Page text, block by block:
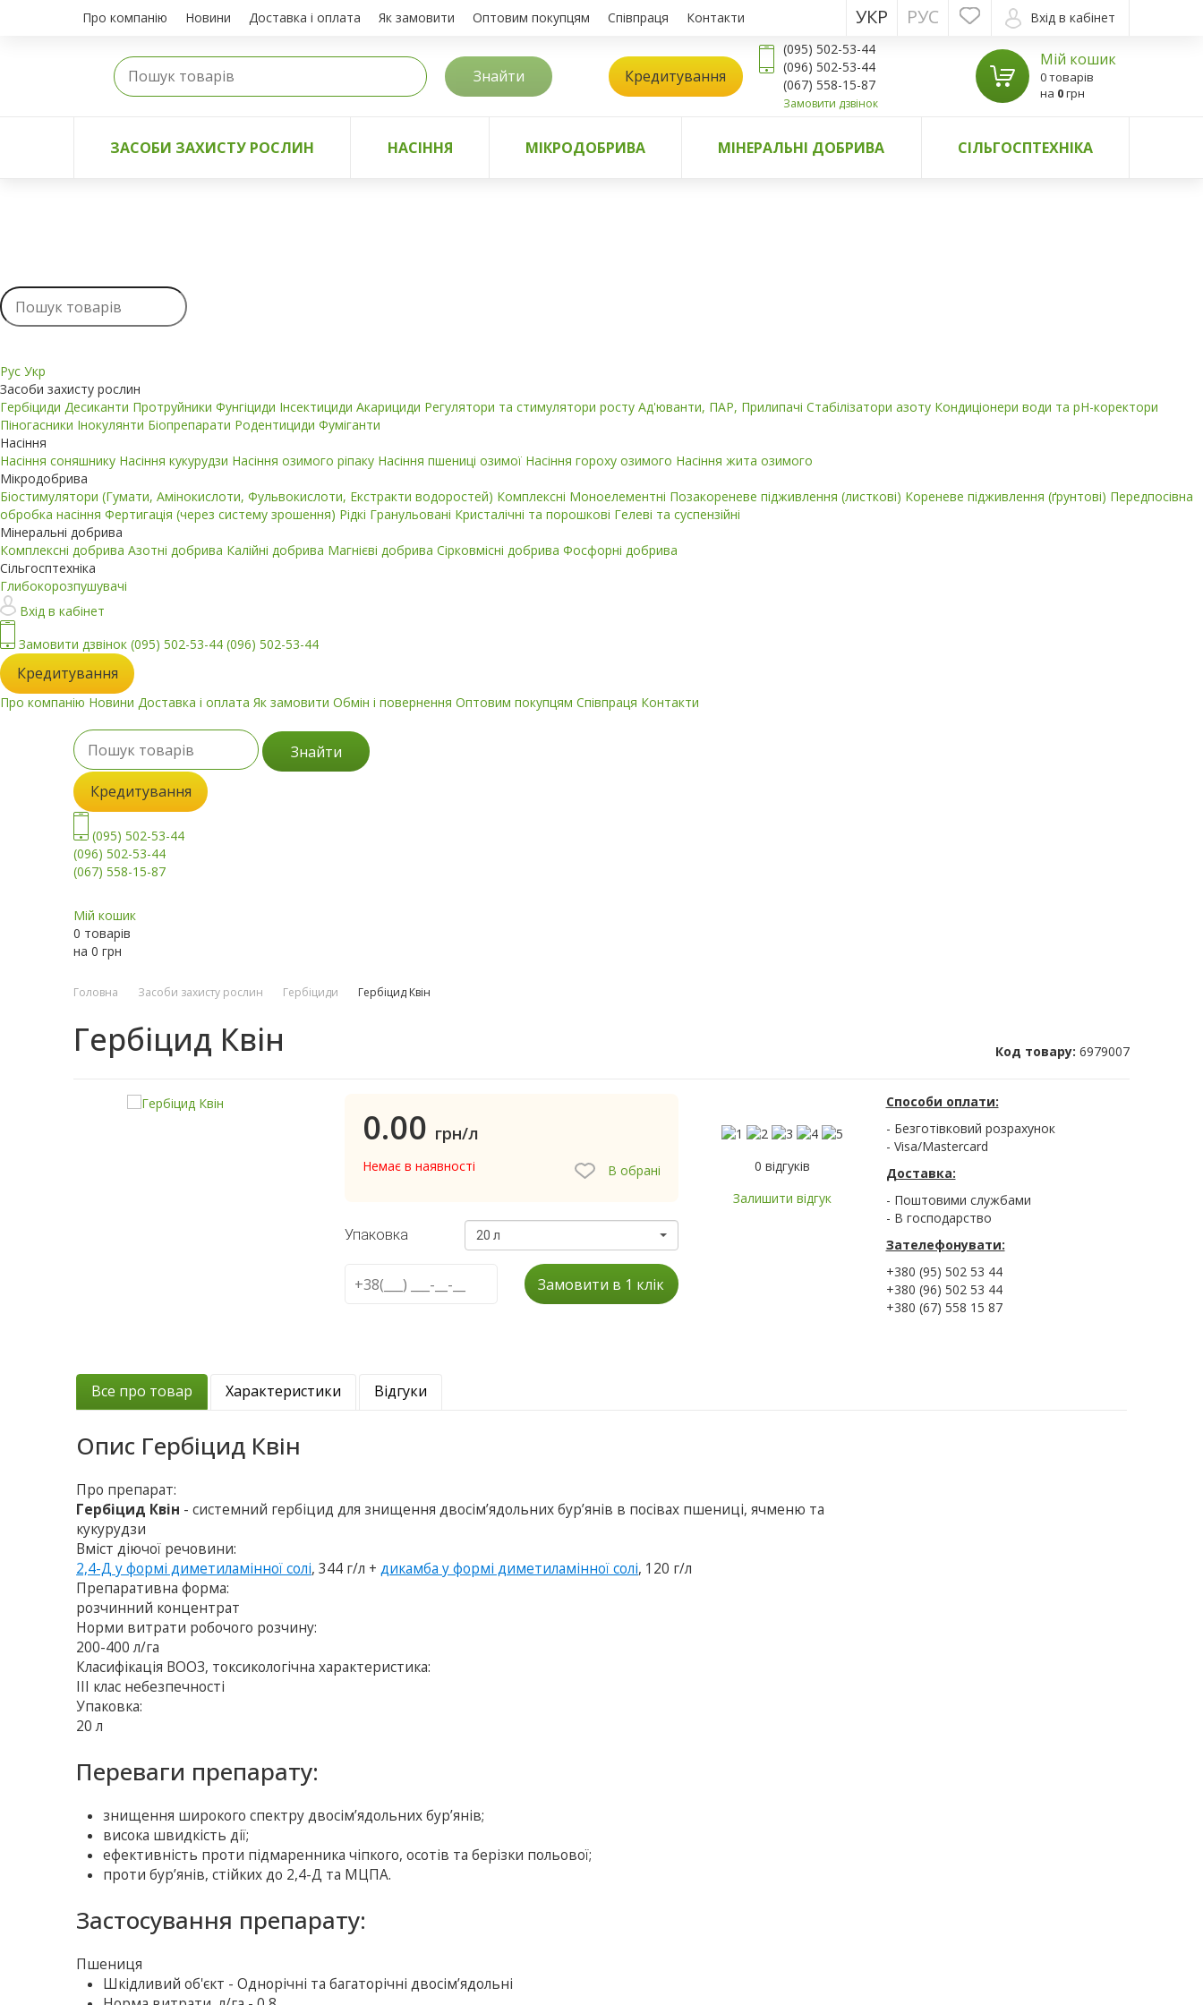
Про компанію Новини Доставка і оплата Як замовити Оптовим покупцям Співпраця Контакти Вхід в кабінет
РУС
УКР
Знайти Кредитування
(095) 502-53-44
(096) 502-53-44
(067) 558-15-87
Замовити дзвінок
Мій кошик
0 товарів
на 0грн
ЗАСОБИ ЗАХИСТУ РОСЛИН НАСІННЯ МІКРОДОБРИВА МІНЕРАЛЬНІ ДОБРИВА СІЛЬГОСПТЕХНІКА
Рус Укр
Засоби захисту рослин
Гербіциди Десиканти Протруйники Фунгіциди Інсектициди Акарициди Регулятори та стимулятори росту Ад'юванти, ПАР, Прилипачі Стабілізатори азоту Кондиціонери води та pH-коректори
Піногасники Інокулянти Біопрепарати Родентициди Фуміганти
Насіння
Насіння соняшнику Насіння кукурудзи Насіння озимого ріпаку Насіння пшениці озимої Насіння гороху озимого Насіння жита озимого
Мікродобрива
Біостимулятори (Гумати, Амінокислоти, Фульвокислоти, Екстракти водоростей) Комплексні Моноелементні Позакореневе підживлення (листкові) Кореневе підживлення (ґрунтові) Передпосівна
обробка насіння Фертигація (через систему зрошення) Рідкі Гранульовані Кристалічні та порошкові Гелеві та суспензійні
Мінеральні добрива
Комплексні добрива Азотні добрива Калійні добрива Магнієві добрива Сірковмісні добрива Фосфорні добрива
Сільгосптехніка
Глибокорозпушувачі
Вхід в кабінет
Замовити дзвінок (095) 502-53-44 (096) 502-53-44
Кредитування
Про компанію Новини Доставка і оплата Як замовити Обмін і повернення Оптовим покупцям Співпраця Контакти
Знайти
Кредитування
(095) 502-53-44
(096) 502-53-44
(067) 558-15-87
Мій кошик
0 товарів
на 0 грн
Головна Засоби захисту рослин Гербіциди Гербіцид Квін
Гербіцид Квін Код товару: 6979007
0.00 грн/л
Немає в наявності В обрані
Упаковка 20 л
0 відгуків
Залишити відгук
Замовити в 1 клік
Способи оплати:
- Безготівковий розрахунок
- Visa/Mastercard
Доставка:
- Поштовими службами
- В господарство
Зателефонувати:
+380 (95) 502 53 44
+380 (96) 502 53 44
+380 (67) 558 15 87
Все про товар Характеристики Відгуки
Опис Гербіцид Квін
Про препарат:
Гербіцид Квін - системний гербіцид для знищення двосім’ядольних бур’янів в посівах пшениці, ячменю та
кукурудзи
Вміст діючої речовини:
2,4-Д у формі диметиламінної солі, 344 г/л +дикамба у формі диметиламінної солі, 120 г/л
Препаративна форма:
розчинний концентрат
Норми витрати робочого розчину:
200-400 л/га
Класифікація ВООЗ, токсикологічна характеристика:
ІІІ клас небезпечності
Упаковка:
20 л
Переваги препарату:
знищення широкого спектру двосім’ядольних бур’янів;
висока швидкість дії;
ефективність проти підмаренника чіпкого, осотів та берізки польової;
проти бур’янів, стійких до 2,4-Д та МЦПА.
Застосування препарату:
Пшениця
Шкiдливий об'єкт - Однорічні та багаторічні двосім’ядольні